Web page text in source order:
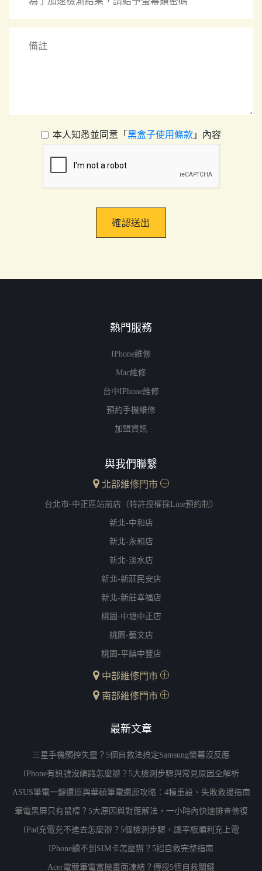
本人知悉並同意「 黑盒子使用條款 」內容
確認送出
熱門服務
IPhone維修
Mac維修
台中iPhone維修
預約手機維修
加盟資訊
與我們聯繫
北部維修門市
台北市-中正區站前店（特許授權採Line預約制）
新北-中和店
新北-永和店
新北-淡水店
新北-新莊民安店
新北-新莊幸福店
桃園-中壢中正店
桃園-藝文店
桃園-平鎮中豐店
中部維修門市
南部維修門市
最新文章
三星手機觸控失靈？5個自救法搞定Samsung螢幕沒反應
IPhone有訊號沒網路怎麼辦？5大檢測步驟與常見原因全解析
ASUS筆電一鍵還原與華碩筆電還原攻略：4種重設、失敗救援指南
筆電黑屏只有鼠標？5大原因與對應解法，一小時內快速排查修復
IPad充電充不進去怎麼辦？5個檢測步驟，讓平板順利充上電
IPhone讀不到SIM卡怎麼辦？5招自救完整指南
Acer電競筆電當機畫面凍結？傳授5個自救關鍵